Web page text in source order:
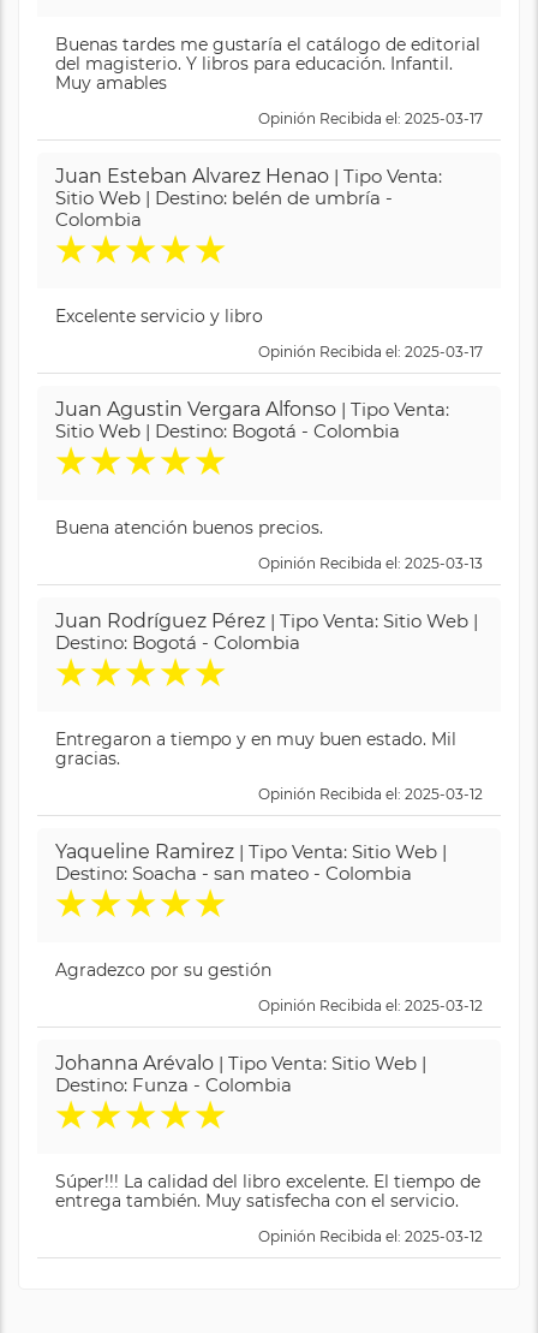
Buenas tardes me gustaría el catálogo de editorial
del magisterio. Y libros para educación. Infantil.
Muy amables
Opinión Recibida el: 2025-03-17
Juan Esteban Alvarez Henao | Tipo Venta:
Sitio Web | Destino: belén de umbría -
Colombia
★★★★★
Excelente servicio y libro
Opinión Recibida el: 2025-03-17
Juan Agustin Vergara Alfonso | Tipo Venta:
Sitio Web | Destino: Bogotá - Colombia
★★★★★
Buena atención buenos precios.
Opinión Recibida el: 2025-03-13
Juan Rodríguez Pérez | Tipo Venta: Sitio Web |
Destino: Bogotá - Colombia
★★★★★
Entregaron a tiempo y en muy buen estado. Mil
gracias.
Opinión Recibida el: 2025-03-12
Yaqueline Ramirez | Tipo Venta: Sitio Web |
Destino: Soacha - san mateo - Colombia
★★★★★
Agradezco por su gestión
Opinión Recibida el: 2025-03-12
Johanna Arévalo | Tipo Venta: Sitio Web |
Destino: Funza - Colombia
★★★★★
Súper!!! La calidad del libro excelente. El tiempo de
entrega también. Muy satisfecha con el servicio.
Opinión Recibida el: 2025-03-12